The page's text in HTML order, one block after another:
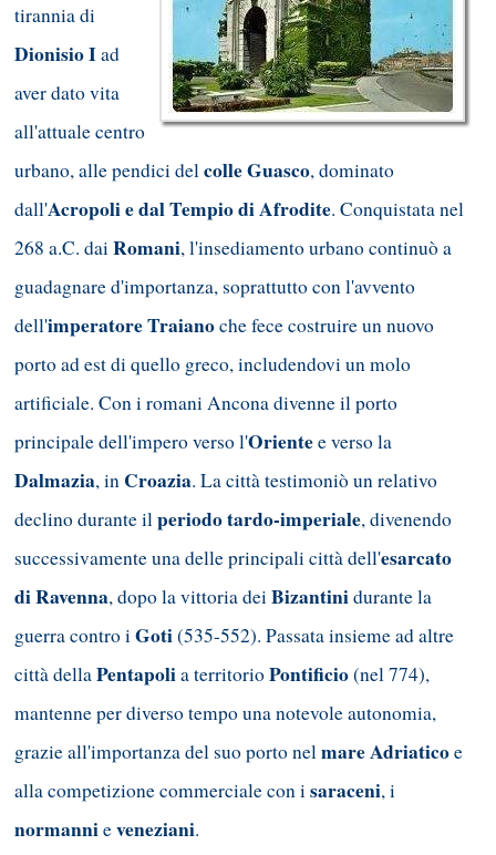
tirannia di
Dionisio Iad
aver dato vita
all'attuale centro
urbano, alle pendici delcolle Guasco, dominato
dall'Acropoli e dal Tempio di Afrodite. Conquistata nel
268 a.C. daiRomani, l'insediamento urbano continuò a
guadagnare d'importanza, soprattutto con l'avvento
dell'imperatore Traianoche fece costruire un nuovo
porto ad est di quello greco, includendovi un molo
artificiale. Con i romani Ancona divenne il porto
principale dell'impero verso l'Orientee verso la
Dalmazia, in Croazia. La città testimoniò un relativo
declino durante ilperiodo tardo-imperiale, divenendo
successivamente una delle principali città dell'esarcato
di Ravenna, dopo la vittoria deiBizantinidurante la
guerra contro iGoti(535-552). Passata insieme ad altre
città dellaPentapolia territorioPontificio(nel 774),
mantenne per diverso tempo una notevole autonomia,
grazie all'importanza del suo porto nelmare Adriaticoe
alla competizione commerciale con isaraceni, i
normannieveneziani.